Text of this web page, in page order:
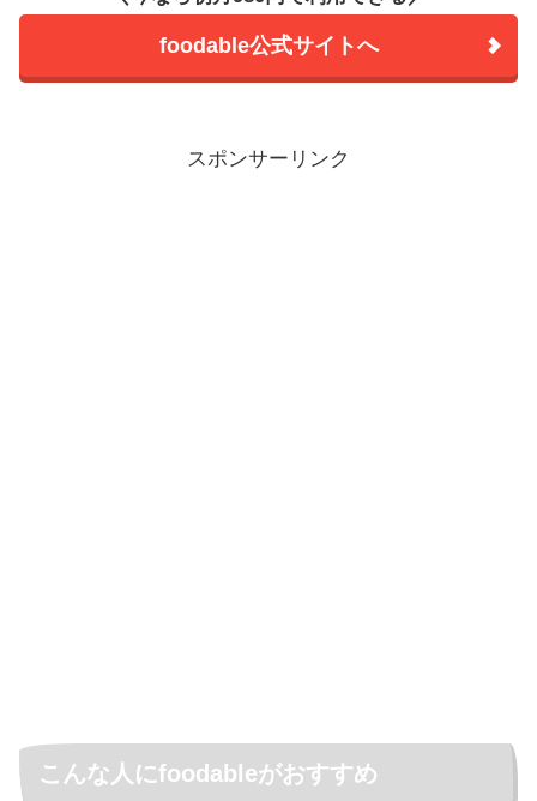
foodable公式サイトへ
スポンサーリンク
こんな人にfoodableがおすすめ